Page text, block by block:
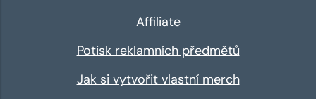
Affiliate
Potisk reklamních předmětů
Jak si vytvořit vlastní merch